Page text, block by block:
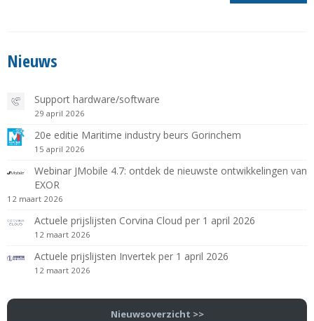
Nieuws
Support hardware/software
29 april 2026
20e editie Maritime industry beurs Gorinchem
15 april 2026
Webinar JMobile 4.7: ontdek de nieuwste ontwikkelingen van
EXOR
12 maart 2026
Actuele prijslijsten Corvina Cloud per 1 april 2026
12 maart 2026
Actuele prijslijsten Invertek per 1 april 2026
12 maart 2026
Nieuwsoverzicht >>